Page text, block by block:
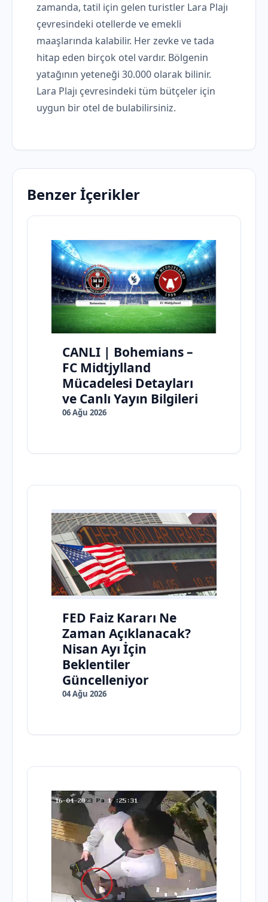
zamanda, tatil için gelen turistler Lara Plajı
çevresindeki otellerde ve emekli
maaşlarında kalabilir. Her zevke ve tada
hitap eden birçok otel vardır. Bölgenin
yatağının yeteneği 30.000 olarak bilinir.
Lara Plajı çevresindeki tüm bütçeler için
uygun bir otel de bulabilirsiniz.
Benzer İçerikler
CANLI | Bohemians –
FC Midtjylland
Mücadelesi Detayları
ve Canlı Yayın Bilgileri
06 Ağu 2026
FED Faiz Kararı Ne
Zaman Açıklanacak?
Nisan Ayı İçin
Beklentiler
Güncelleniyor
04 Ağu 2026